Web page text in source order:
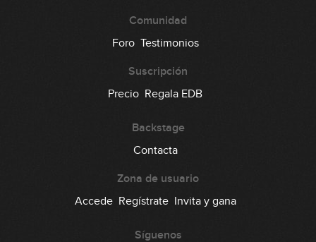
Comunidad
Foro Testimonios
Suscripción
Precio Regala EDB
Backstage
Contacta
Zona de usuario
Accede Regístrate Invita y gana
Síguenos